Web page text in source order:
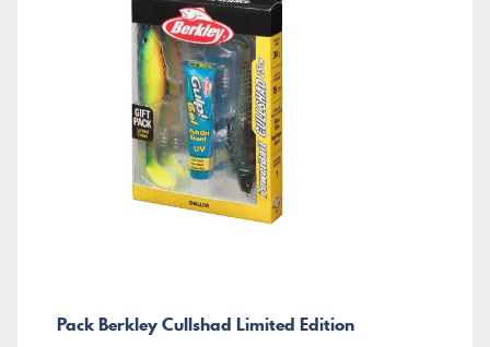
Pack Berkley Cullshad Limited Edition